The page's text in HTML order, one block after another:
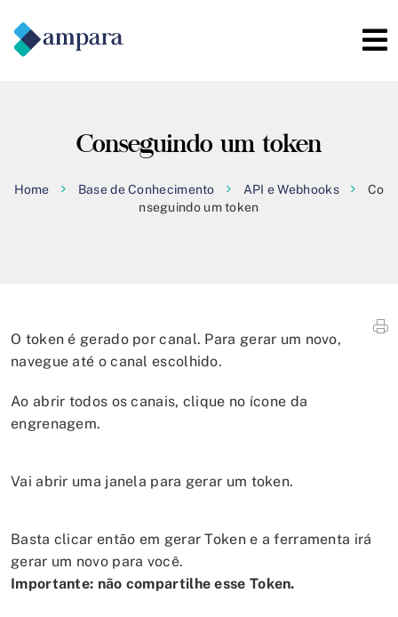
Conseguindo um token
Home Base de Conhecimento API e Webhooks
Co
nseguindo um token
O token é gerado por canal. Para gerar um novo,
navegue até o canal escolhido.
Ao abrir todos os canais, clique no ícone da
engrenagem.
Vai abrir uma janela para gerar um token.
Basta clicar então em gerar Token e a ferramenta irá
gerar um novo para você.
Importante: não compartilhe esse Token.